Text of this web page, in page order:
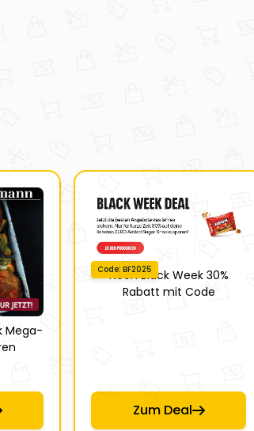
Mega-
Code: BF2025
Neoh Black Week 30%
Rabatt mit Code
Zum Deal